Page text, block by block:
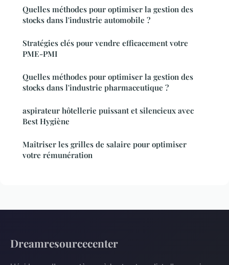
Quelles méthodes pour optimiser la gestion des
stocks dans l'industrie automobile ?
Stratégies clés pour vendre efficacement votre
PME-PMI
Quelles méthodes pour optimiser la gestion des
stocks dans l'industrie pharmaceutique ?
aspirateur hôtellerie puissant et silencieux avec
Best Hygiène
Maîtriser les grilles de salaire pour optimiser
votre rémunération
Dreamresourcecenter